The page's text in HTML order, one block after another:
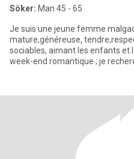
Söker: Man 45 - 65
Je suis une jeune femme
mature,généreuse,
sociables, aimant les enfants et
week-end romantique ; je